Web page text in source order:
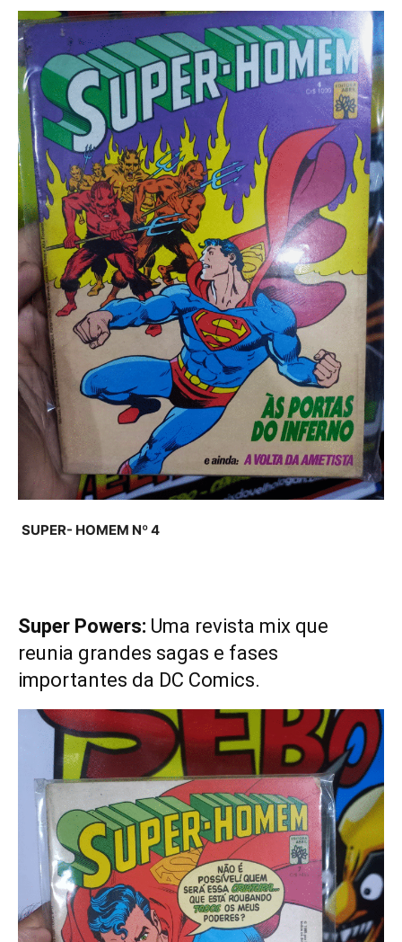
SUPER- HOMEM Nº 4
Super Powers: Uma revista mix que
reunia grandes sagas e fases
importantes da DC Comics.